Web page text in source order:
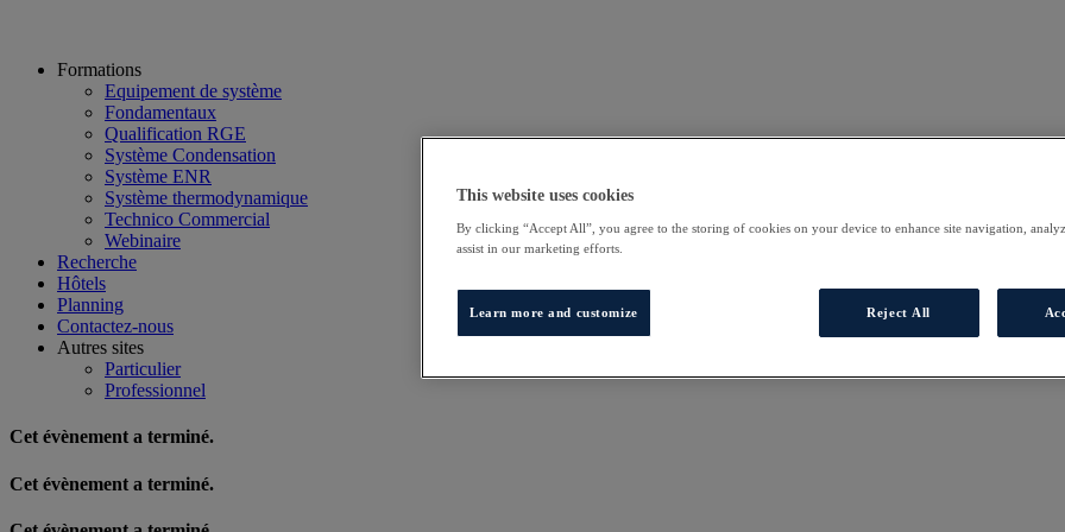
Formations
Equipement de système
Fondamentaux
Qualification RGE
Système Condensation
Système ENR
Système thermodynamique
Technico Commercial
Webinaire
Recherche
Hôtels
Planning
Contactez-nous
Autres sites
Particulier
Professionnel
Cet évènement a terminé.
Cet évènement a terminé.
This website uses cookies
By clicking “Accept All”, you agree to the storing of cookies on your device to enhance site navigation,
assist in our marketing efforts.
Learn more and customize Reject All